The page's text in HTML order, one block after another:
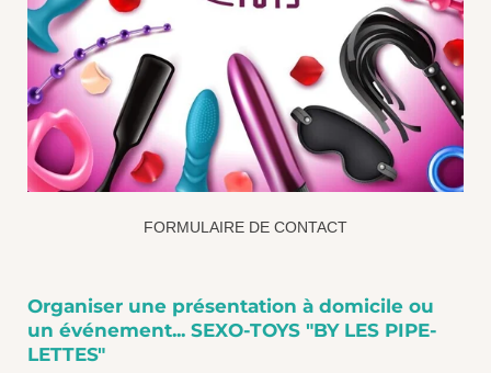
FORMULAIRE DE CONTACT
Organiser une présentation à domicile ou
un événement... SEXO-TOYS "BY LES PIPE-
LETTES"